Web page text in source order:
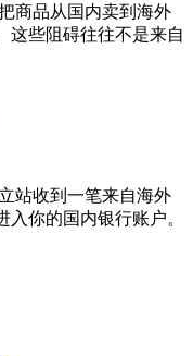
商品从国内卖到海外
这些阻碍往往不是来自
站收到一笔来自海外
你的国内银行账户。